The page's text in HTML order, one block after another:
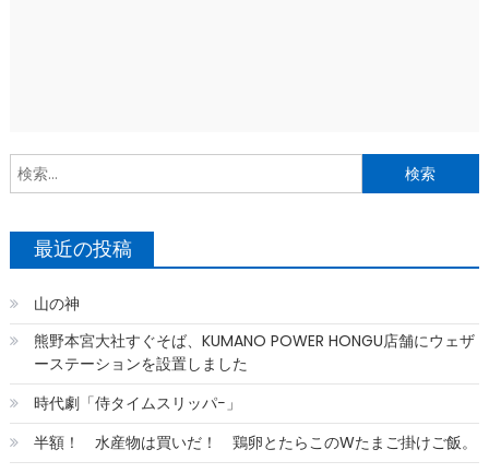
最近の投稿
山の神
熊野本宮大社すぐそば、KUMANO POWER HONGU店舗にウェザ
ーステーションを設置しました
時代劇「侍タイムスリッパ−」
半額！ 水産物は買いだ！ 鶏卵とたらこのWたまご掛けご飯。